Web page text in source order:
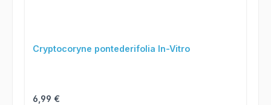
Cryptocoryne pontederifolia In-Vitro
Regulärer Preis:
6,99 €